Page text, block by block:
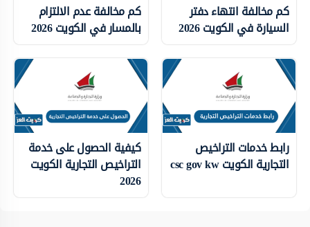
كم مخالفة انتهاء دفتر
السيارة في الكويت 2026
كم مخالفة عدم الالتزام
بالمسار في الكويت 2026
رابط خدمات التراخيص
التجارية الكويت csc gov kw
كيفية الحصول على خدمة
التراخيص التجارية الكويت
2026